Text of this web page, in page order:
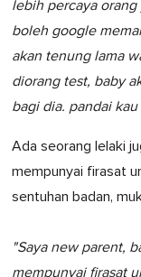
lebih percaya
boleh google
akan tenung lama
diorang test, baby
bagi dia. pandai
Ada seorang lelaki
mempunyai firasat
sentuhan badan,
"Saya new parent,
mempunyai firasat